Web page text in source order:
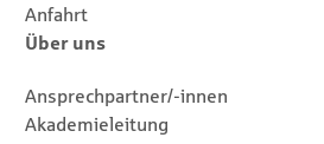
Anfahrt
Über uns
Ansprechpartner/-innen
Akademieleitung